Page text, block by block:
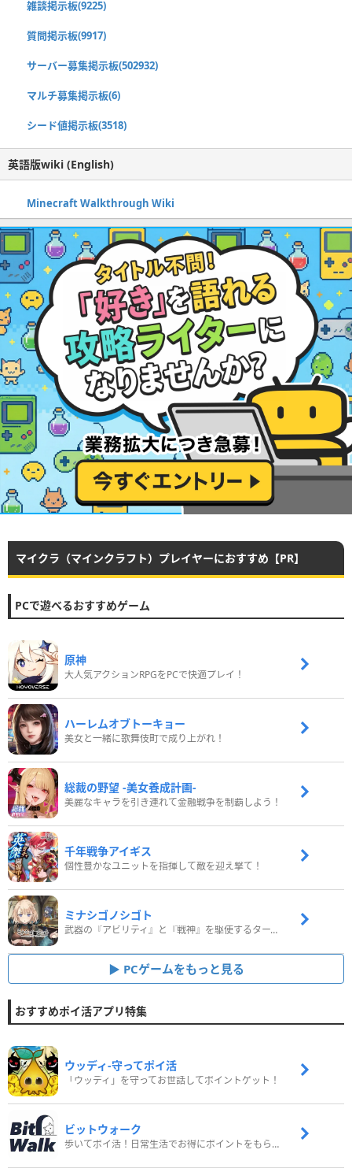
雑談掲示板(9225)
質問掲示板(9917)
サーバー募集掲示板(502932)
マルチ募集掲示板(6)
シード値掲示板(3518)
英語版wiki (English)
Minecraft Walkthrough Wiki
マイクラ（マインクラフト）プレイヤーにおすすめ【PR】
PCで遊べるおすすめゲーム
原神
大人気アクションRPGをPCで快適プレイ！
ハーレムオブトーキョー
美女と一緒に歌舞伎町で成り上がれ！
総裁の野望 -美女養成計画-
美麗なキャラを引き連れて金融戦争を制覇しよう！
千年戦争アイギス
個性豊かなユニットを指揮して敵を迎え撃て！
ミナシゴノシゴト
武器の『アビリティ』と『戦神』を駆使するターン制コマンドバトルRPG！
PCゲームをもっと見る
おすすめポイ活アプリ特集
ウッディ‐守ってポイ活
「ウッディ」を守ってお世話してポイントゲット！
ビットウォーク
歩いてポイ活！日常生活でお得にポイントをもらおう